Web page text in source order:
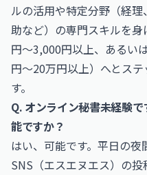
ルの活用や特定分野（経
助など）の専門スキルを
円〜3,000円以上、あるい
円〜20万円以上）へとス
す。
Q. オンライン秘書未経験
能ですか？
はい、可能です。平日の夜
SNS（エスエヌエス）の